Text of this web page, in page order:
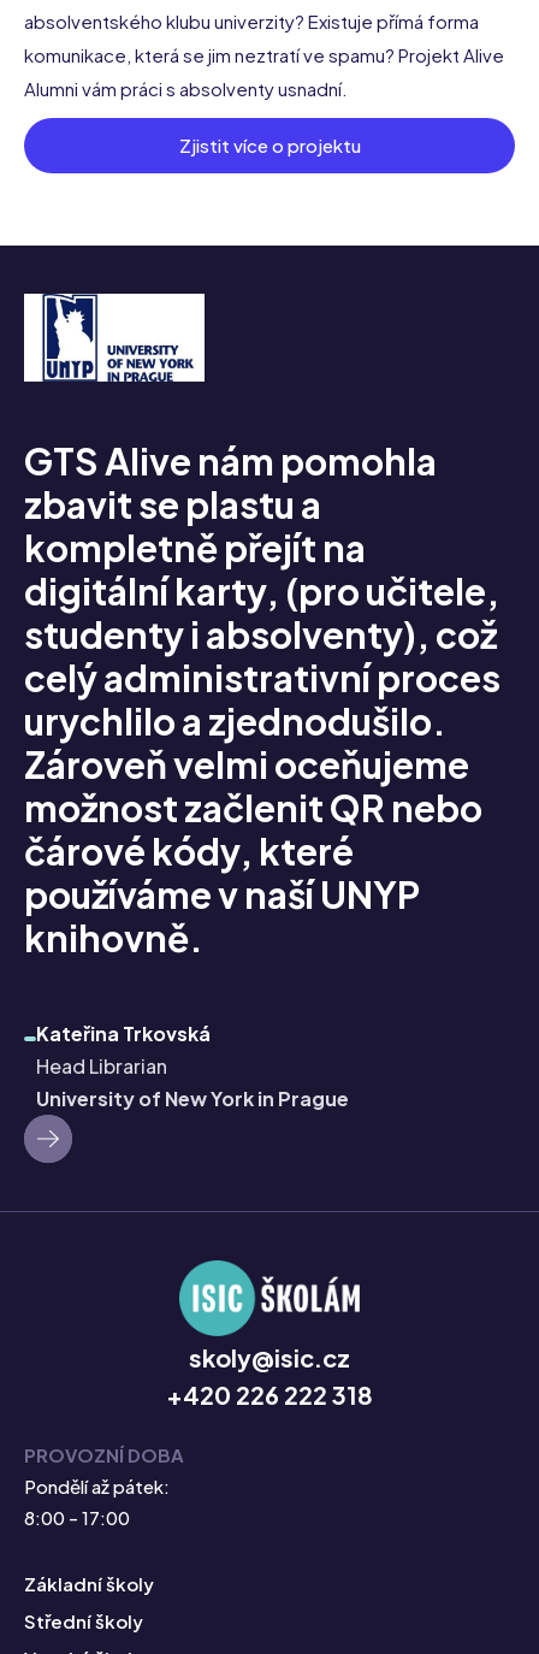
absolventského klubu univerzity? Existuje přímá forma
komunikace, která se jim neztratí ve spamu? Projekt Alive
Alumni vám práci s absolventy usnadní.
Zjistit více o projektu
GTS Alive nám pomohla
zbavit se plastu a
kompletně přejít na
digitální karty, (pro učitele,
studenty i absolventy), což
celý administrativní proces
urychlilo a zjednodušilo.
Zároveň velmi oceňujeme
možnost začlenit QR nebo
čárové kódy, které
používáme v naší UNYP
knihovně.
Kateřina Trkovská
Head Librarian
University of New York in Prague
skoly@isic.cz
+420 226 222 318
PROVOZNÍ DOBA
Pondělí až pátek:
8:00 - 17:00
Základní školy
Střední školy